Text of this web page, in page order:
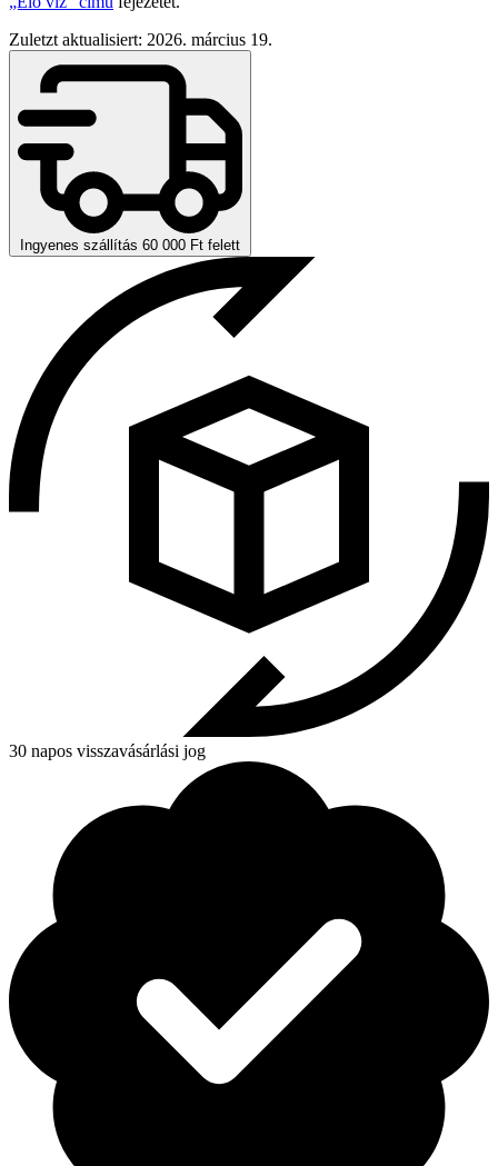
Zuletzt aktualisiert: 2026. március 19.
Ingyenes szállítás 60 000 Ft felett
30 napos visszavásárlási jog